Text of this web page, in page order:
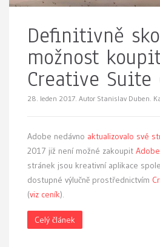
Definitivně
možnost
Creative Suite
28. leden 2017. Autor Stanislav Duben.
Adobe nedávno aktualizovalo své
2017 již není možné zakoupit
stránek jsou kreativní aplikace
dostupné výlučně prostřednictvím
(viz ceník).
Celý článek